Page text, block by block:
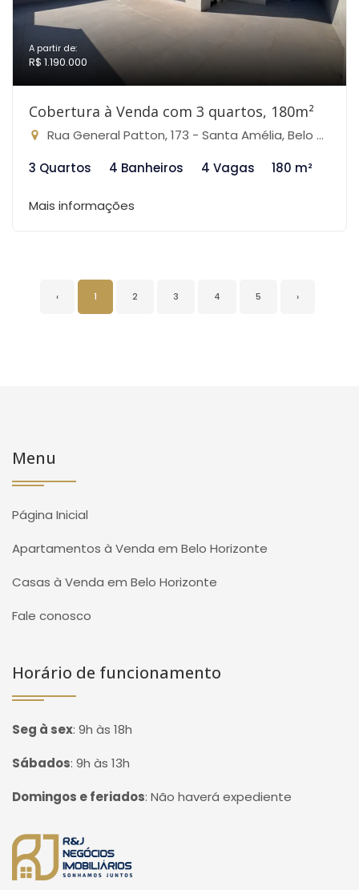
A partir de:
R$ 1.190.000
Cobertura à Venda com 3 quartos, 180m²
Rua General Patton, 173 - Santa Amélia, Belo Horizonte-MG
3 Quartos
4 Banheiros 4 Vagas 180 m²
Mais informações
‹ 1 2 3 4 5 ›
Menu
Página Inicial
Apartamentos à Venda em Belo Horizonte
Casas à Venda em Belo Horizonte
Fale conosco
Horário de funcionamento
Seg à sex: 9h às 18h
Sábados: 9h às 13h
Domingos e feriados: Não haverá expediente
Página inicial